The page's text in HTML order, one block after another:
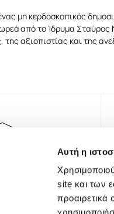
Αυτή η
site και των
μη κερδοσκοπικός
από το Ίδρυμα Σταύρος
της αξιοπιστίας και της